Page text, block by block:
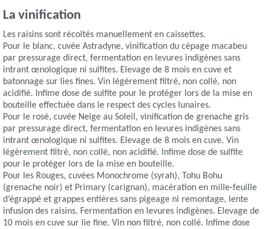
La vinification
Les raisins sont récoltés manuellement en caissettes.
Pour le blanc, cuvée Astradyne, vinification du cépage macabeu
par pressurage direct, fermentation en levures indigènes sans
intrant œnologique ni sulfites. Elevage de 8 mois en cuve et
batonnage sur lies fines. Vin légèrement filtré, non collé, non
acidifié. Infime dose de sulfite pour le protéger lors de la mise en
bouteille effectuée dans le respect des cycles lunaires.
Pour le rosé, cuvée Neige au Soleil, vinification de grenache gris
par pressurage direct, fermentation en levures indigènes sans
intrant œnologique ni sulfites. Elevage de 8 mois en cuve. Vin
légèrement filtré, non collé, non acidifié. Infime dose de sulfite
pour le protéger lors de la mise en bouteille.
Pour les Rouges, cuvées Monochrome (syrah), Tohu Bohu
(grenache noir) et Primary (carignan), macération en mille-feuille
d’égrappé et grappes entières sans pigeage ni remontage, lente
infusion des raisins. Fermentation en levures indigènes. Elevage de
10 mois en cuve sur lie fine. Vin non filtré, non collé. Infime dose